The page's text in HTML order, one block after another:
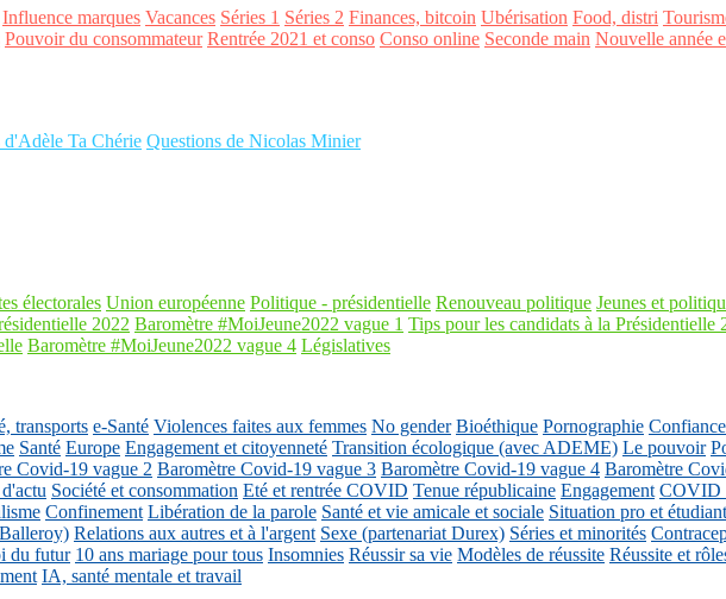
Influence marques Vacances Séries 1 Séries 2 Finances, bitcoin Ubérisation Food, distri
Pouvoir du consommateur Rentrée 2021 et conso Conso online Seconde main Nouvelle année
d'Adèle Ta Chérie Questions de Nicolas Minier
électorales Union européenne Politique - présidentielle Renouveau politique Jeunes et
2022 Baromètre #MoiJeune2022 vague 1 Tips pour les candidats à la Présidentielle
Baromètre #MoiJeune2022 vague 4 Législatives
transports e-Santé Violences faites aux femmes No gender Bioéthique Pornographie
Santé Europe Engagement et citoyenneté Transition écologique (avec ADEME) Le pouvoir
Covid-19 vague 2 Baromètre Covid-19 vague 3 Baromètre Covid-19 vague 4 Baromètre
Société et consommation Eté et rentrée COVID Tenue républicaine Engagement COVID
Confinement Libération de la parole Santé et vie amicale et sociale Situation pro et
Relations aux autres et à l'argent Sexe (partenariat Durex) Séries et minorités
du futur 10 ans mariage pour tous Insomnies Réussir sa vie Modèles de réussite Réussite et
IA, santé mentale et travail